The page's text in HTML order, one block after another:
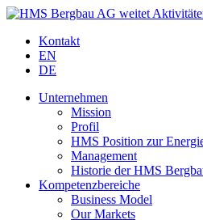
Kontakt
EN
DE
Unternehmen
Mission
Profil
HMS Position zur
Management
Historie der HMS
Kompetenzbereiche
Business Model
Our Markets